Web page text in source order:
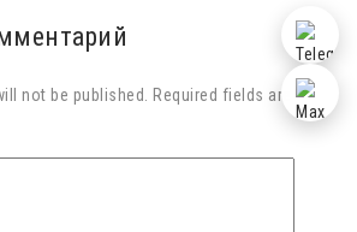
not be published. Required fields are